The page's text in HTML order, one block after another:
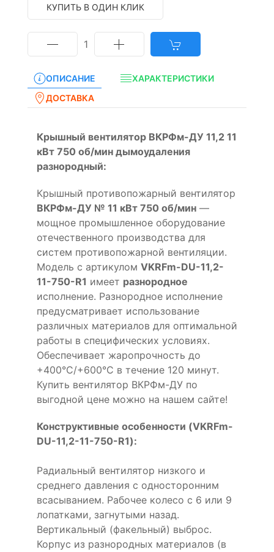
КУПИТЬ В ОДИН КЛИК
1
ОПИСАНИЕ
ХАРАКТЕРИСТИКИ
ДОСТАВКА
Крышный вентилятор ВКРФм-ДУ 11,2 11
кВт 750 об/мин дымоудаления
разнородный:
Крышный противопожарный вентилятор
ВКРФм-ДУ № 11 кВт 750 об/мин —
мощное промышленное оборудование
отечественного производства для
систем противопожарной вентиляции.
Модель с артикулом VKRFm-DU-11,2-
11-750-R1 имеет разнородное
исполнение. Разнородное исполнение
предусматривает использование
различных материалов для оптимальной
работы в специфических условиях.
Обеспечивает жаропрочность до
+400°С/+600°С в течение 120 минут.
Купить вентилятор ВКРФм-ДУ по
выгодной цене можно на нашем сайте!
Конструктивные особенности (VKRFm-
DU-11,2-11-750-R1):
Радиальный вентилятор низкого и
среднего давления с односторонним
всасыванием. Рабочее колесо с 6 или 9
лопатками, загнутыми назад.
Вертикальный (факельный) выброс.
Корпус из разнородных материалов (в